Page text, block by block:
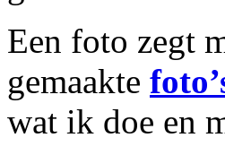
Een foto zegt
gemaakte
wat ik doe en